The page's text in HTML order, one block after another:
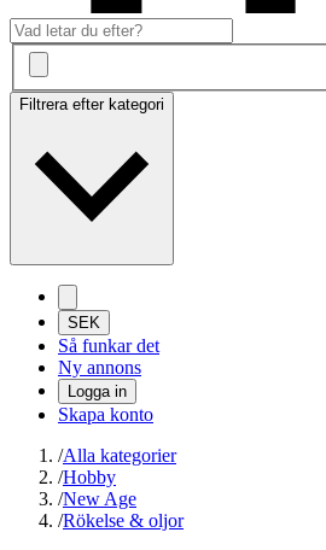
Filtrera efter kategori
SEK
Så funkar det
Ny annons
Logga in
Skapa konto
/Alla kategorier
/Hobby
/New Age
/Rökelse & oljor